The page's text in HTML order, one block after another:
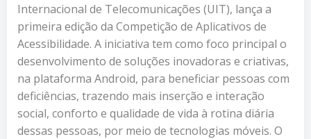
Internacional de Telecomunicações (UIT), lança a
primeira edição da Competição de Aplicativos de
Acessibilidade. A iniciativa tem como foco principal o
desenvolvimento de soluções inovadoras e criativas,
na plataforma Android, para beneficiar pessoas com
deficiências, trazendo mais inserção e interação
social, conforto e qualidade de vida à rotina diária
dessas pessoas, por meio de tecnologias móveis. O